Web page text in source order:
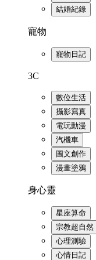
結婚紀錄
寵物
寵物日記
3C
數位生活
攝影寫真
電玩動漫
汽機車
圖文創作
漫畫塗鴉
身心靈
星座算命
宗教超自然
心理測驗
心情日記